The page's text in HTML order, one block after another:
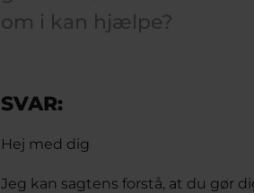
om i kan hjælpe?
SVAR:
Hej med dig
Jeg kan sagtens forstå, at du gør